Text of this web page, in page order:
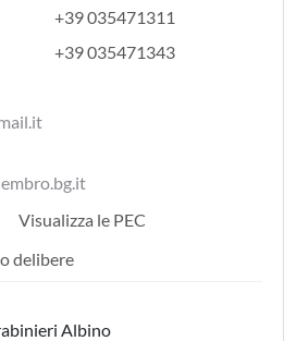
+39 035471311
+39 035471343
Visualizza le PEC
delibere
Albino